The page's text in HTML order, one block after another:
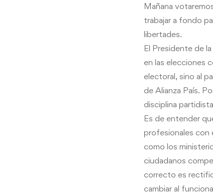
Mañana
trabajar a fondo
libertades.
El Presidente de
en las elecciones
electoral, sino al
de Alianza País.
disciplina
Es de entender
profesionales con
como los
ciudadanos
correcto es
cambiar al